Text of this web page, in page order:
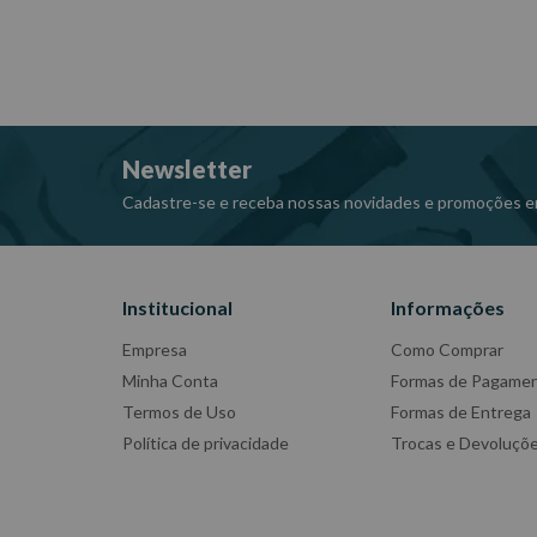
Newsletter
Cadastre-se e receba nossas novidades e promoções
Institucional
Empresa
Minha Conta
Termos de Uso
Política de privacidade
Informações
Como Comprar
Formas de
Formas de Entrega
Trocas e